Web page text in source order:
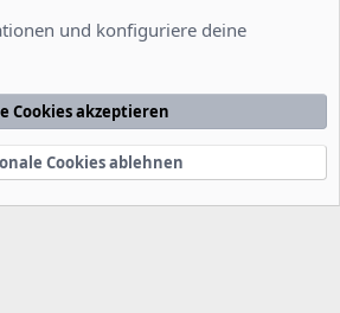
Datenschutzerklärung
® © 2010-2022 XenForo Ltd.
und konfiguriere deine
Cookies akzeptieren
Cookies ablehnen